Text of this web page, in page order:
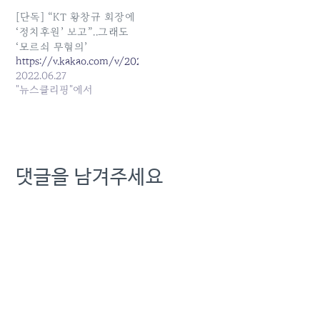
20억 챙기고 물러난 KT 경
영진…해킹 청구서는 주주·
고객 몫 발행일: 2026-05-
13 14:50:00
[단독] “KT 황창규 회장에
‘정치후원’ 보고”..그래도
‘모르쇠 무혐의’
https://v.kakao.com/v/20220627160123332
2022.06.27
"뉴스클리핑"에서
댓글을 남겨주세요